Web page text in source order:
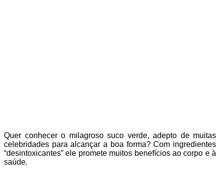
Quer conhecer o milagroso suco verde, adepto de muitas
celebridades para alcançar a boa forma? Com ingredientes
“desintoxicantes” ele promete muitos benefícios ao corpo e à
saúde.